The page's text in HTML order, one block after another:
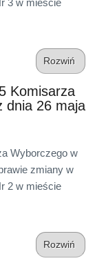
3 w mieście
Rozwiń
Komisarza
dnia 26 maja
Wyborczego w
zmiany w
2 w mieście
Rozwiń